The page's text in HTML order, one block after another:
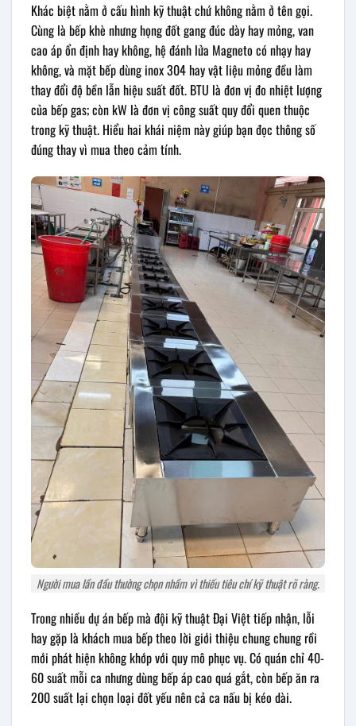
Khác biệt nằm ở cấu hình kỹ thuật chứ không nằm ở tên gọi.
Cùng là bếp khè nhưng họng đốt gang đúc dày hay mỏng, van
cao áp ổn định hay không, hệ đánh lửa Magneto có nhạy hay
không, và mặt bếp dùng inox 304 hay vật liệu mỏng đều làm
thay đổi độ bền lẫn hiệu suất đốt. BTU là đơn vị đo nhiệt lượng
của bếp gas; còn kW là đơn vị công suất quy đổi quen thuộc
trong kỹ thuật. Hiểu hai khái niệm này giúp bạn đọc thông số
đúng thay vì mua theo cảm tính.
Người mua lần đầu thường chọn nhầm vì thiếu tiêu chí kỹ thuật rõ ràng.
Trong nhiều dự án bếp mà đội kỹ thuật Đại Việt tiếp nhận, lỗi
hay gặp là khách mua bếp theo lời giới thiệu chung chung rồi
mới phát hiện không khớp với quy mô phục vụ. Có quán chỉ 40-
60 suất mỗi ca nhưng dùng bếp áp cao quá gắt, còn bếp ăn ra
200 suất lại chọn loại đốt yếu nên cả ca nấu bị kéo dài.